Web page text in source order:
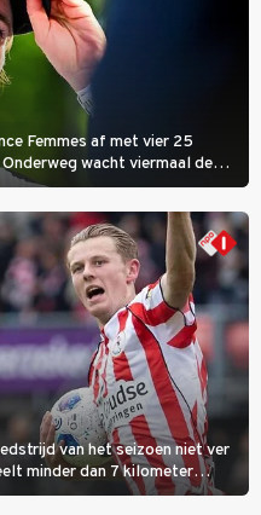
Femmes af met vier 25
wacht viermaal de
Promenade des Anglais krijgt
van het seizoen niet ver
minder dan 7 kilometer
spits Nacho Ferri aan van